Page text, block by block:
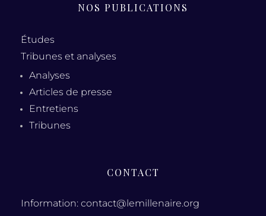
NOS PUBLICATIONS
Études
Tribunes et analyses
Analyses
Articles de presse
Entretiens
Tribunes
CONTACT
Information: contact@lemillenaire.org